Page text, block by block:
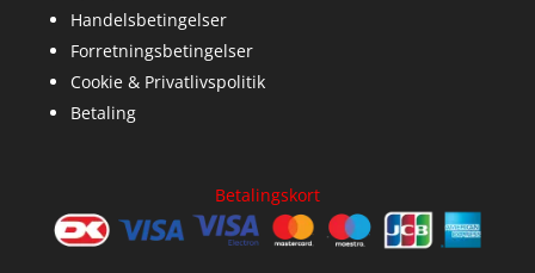
Handelsbetingelser
Forretningsbetingelser
Cookie & Privatlivspolitik
Betaling
Betalingskort